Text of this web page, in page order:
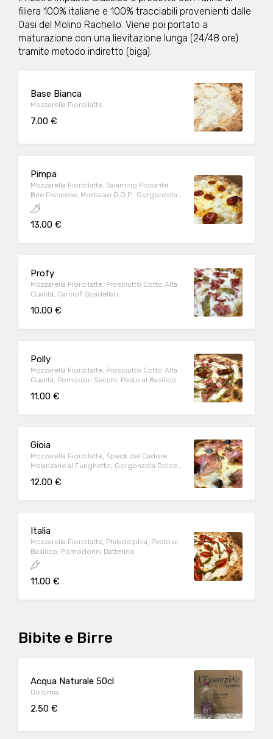
filiera 100% italiane e 100% tracciabili provenienti dalle
Oasi del Molino Rachello. Viene poi portato a
maturazione con una lievitazione lunga (24/48 ore)
tramite metodo indiretto (biga).
Base Bianca
Mozzarella Fiordilatte
7.00 €
Pimpa
Mozzarella Fiordilatte, Salamino Piccante,
Brie Francese, Montasio D.O.P., Gorgonzola
Dolce D.O.P.
13.00 €
Profy
Mozzarella Fiordilatte, Prosciutto Cotto Alta
Qualità, Carciofi Spadellati
10.00 €
Polly
Mozzarella Fiordilatte, Prosciutto Cotto Alta
Qualità, Pomodori Secchi, Pesto al Basilico
11.00 €
Gioia
Mozzarella Fiordilatte, Speck del Cadore,
Melanzane al Funghetto, Gorgonzola Dolce
12.00 €
Italia
Mozzarella Fiordilatte, Philadelphia, Pesto al
Basilico, Pomodorini Datterino
11.00 €
Bibite e Birre
Acqua Naturale 50cl
Dolomia
2.50 €